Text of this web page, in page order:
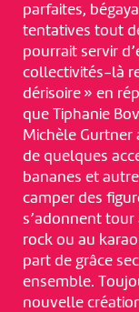
parfaites,
tentatives tout
pourrait servir
collectivités-là
dérisoire » en
que Tiphanie
Michèle Gurtner
de quelques
bananes et
camper des
s’adonnent tour
rock ou au
part de grâce
ensemble.
nouvelle